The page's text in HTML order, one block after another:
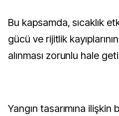
Bu kapsamda, sıcaklık
gücü ve rijitlik
alınması zorunlu hale
Yangın tasarımına